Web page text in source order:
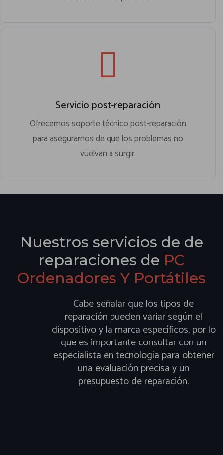
Servicio post-reparación
Ofrecemos soporte técnico post-reparación
para asegurarnos de que los problemas no
vuelvan a surgir.
Nuestros servicios de de
reparaciones de PC
Ordenadores Y Portátiles
Cabe señalar que los tipos de
reparación pueden variar según el
dispositivo y la marca específicos, por lo
que es importante consultar con un
especialista en tecnología para obtener
una evaluación precisa y un
presupuesto de reparación.